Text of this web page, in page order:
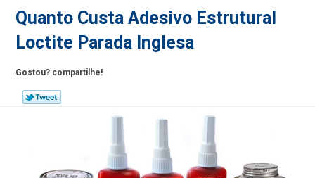
Quanto Custa Adesivo Estrutural
Loctite Parada Inglesa
Gostou? compartilhe!